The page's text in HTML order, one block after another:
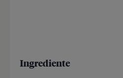
Ingrediente